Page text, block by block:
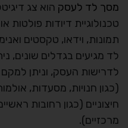
מסך לד לעסק הוא צג
טכנולוגיית דיודות
תמונות, וידאו, טקסטים
לד מגיעים בגדלים שונים,
לדרישות העסק, וניתן למקם
(כגון חנויות, מסעדות,
חיצוניים (כגון רחובות
מרכזיים).